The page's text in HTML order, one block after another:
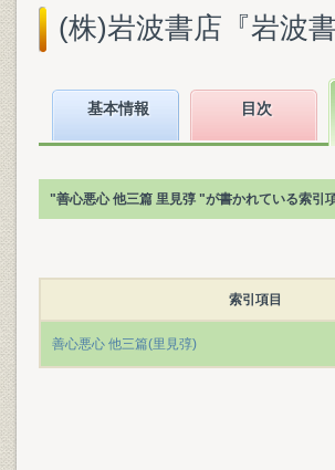
(株)岩波書店『岩波
基本情報 目次
"善心悪心 他三篇 里見弴 "が書かれている索引
索引項目
善心悪心 他三篇(里見弴)